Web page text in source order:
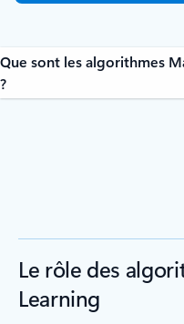
Que sont les algorithmes
?
Le rôle des
Learning